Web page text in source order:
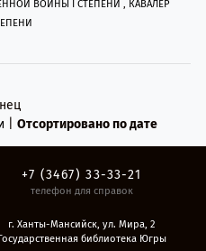
ВОЙНЫ I СТЕПЕНИ , КАВАЛЕР
Отсортировано по дате
+7 (3467) 33-33-21
телефон для справок
г. Ханты-Мансийск, ул. Мира, 2
библиотека Югры